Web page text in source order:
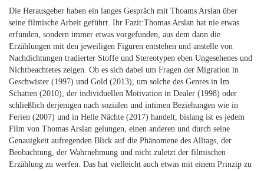
Die Herausgeber haben ein langes Gespräch mit Thoams Arslan über
seine filmische Arbeit geführt. Ihr Fazit:Thomas Arslan hat nie etwas
erfunden, sondern immer etwas vorgefunden, aus dem dann die
Erzählungen mit den jeweiligen Figuren entstehen und anstelle von
Nachdichtungen tradierter Stoffe und Stereotypen eben Ungesehenes und
Nichtbeachtetes zeigen. Ob es sich dabei um Fragen der Migration in
Geschwister (1997) und Gold (2013), um solche des Genres in Im
Schatten (2010), der individuellen Motivation in Dealer (1998) oder
schließlich derjenigen nach sozialen und intimen Beziehungen wie in
Ferien (2007) und in Helle Nächte (2017) handelt, bislang ist es jedem
Film von Thomas Arslan gelungen, einen anderen und durch seine
Genauigkeit aufregenden Blick auf die Phänomene des Alltags, der
Beobachtung, der Wahrnehmung und nicht zuletzt der filmischen
Erzählung zu werfen. Das hat vielleicht auch etwas mit einem Prinzip zu